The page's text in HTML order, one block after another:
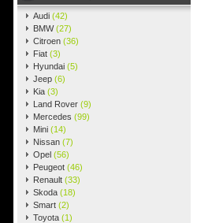
Audi (42)
BMW(27)
Citroen (36)
Fiat (3)
Hyundai (5)
Jeep (6)
Kia (3)
Land Rover (9)
Mercedes (99)
Mini (14)
Nissan (7)
Opel (56)
Peugeot (46)
Renault (33)
Skoda (18)
Smart (2)
Toyota (1)